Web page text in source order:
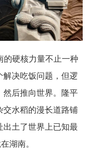
硬核力量不止一种
决吃饭问题，但逻
然后推向世界。隆平
交水稻的漫长道路铺
出土了世界上已知最
湖南。